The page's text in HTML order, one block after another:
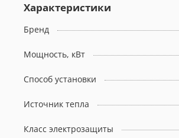
Характеристики
Бренд
Мощность, кВт
Способ установки
Источник тепла
Класс электрозащиты